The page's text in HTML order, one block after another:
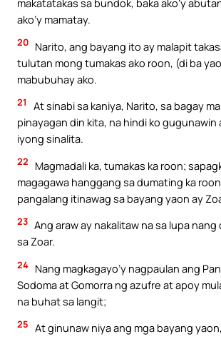
makatatakas sa bundok, baka ako’y
ako’y mamatay.
20 Narito, ang bayang ito ay malapit
tulutan mong tumakas ako roon, (di ba
mabubuhay ako.
21
At sinabi sa kaniya, Narito, sa bagay
pinayagan din kita, na hindi ko gugunawin
iyong sinalita.
22
Magmadali ka, tumakas ka roon;
magagawa hanggang sa dumating ka
pangalang itinawag sa bayang yaon ay
23 Ang araw ay nakalitaw na sa lupa
sa Zoar.
24 Nang magkagayo’y nagpaulan ang
Sodoma at Gomorra ng azufre at apoy
na buhat sa langit;
25 At ginunaw niya ang mga bayang